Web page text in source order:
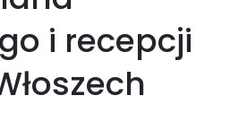
i recepcji